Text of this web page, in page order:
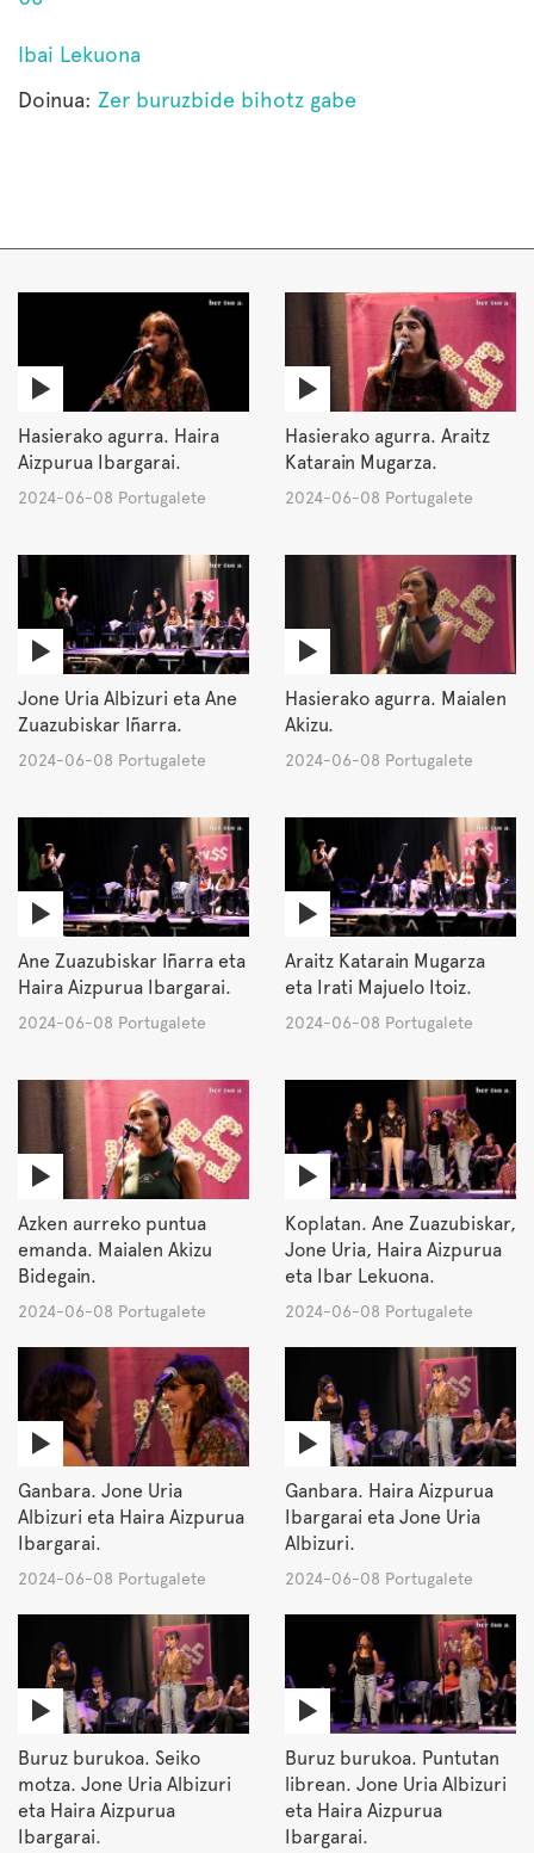
Ibai Lekuona
Doinua: Zer buruzbide bihotz gabe
Hasierako agurra. Haira
Aizpurua Ibargarai.
2024-06-08 Portugalete
Hasierako agurra. Araitz
Katarain Mugarza.
2024-06-08 Portugalete
Jone Uria Albizuri eta Ane
Zuazubiskar Iñarra.
2024-06-08 Portugalete
Hasierako agurra. Maialen
Akizu.
2024-06-08 Portugalete
Ane Zuazubiskar Iñarra eta
Haira Aizpurua Ibargarai.
2024-06-08 Portugalete
Araitz Katarain Mugarza
eta Irati Majuelo Itoiz.
2024-06-08 Portugalete
Azken aurreko puntua
emanda. Maialen Akizu
Bidegain.
2024-06-08 Portugalete
Koplatan. Ane Zuazubiskar,
Jone Uria, Haira Aizpurua
eta Ibar Lekuona.
2024-06-08 Portugalete
Ganbara. Jone Uria
Albizuri eta Haira Aizpurua
Ibargarai.
2024-06-08 Portugalete
Ganbara. Haira Aizpurua
Ibargarai eta Jone Uria
Albizuri.
2024-06-08 Portugalete
Buruz burukoa. Seiko
motza. Jone Uria Albizuri
eta Haira Aizpurua
Ibargarai.
Buruz burukoa. Puntutan
librean. Jone Uria Albizuri
eta Haira Aizpurua
Ibargarai.